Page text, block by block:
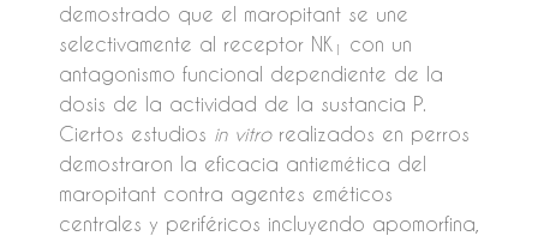
demostrado que el maropitant se une
selectivamente al receptor NK 1
con un
antagonismo funcional dependiente de la
dosis de la actividad de la sustancia P.
Ciertos estudios in vitro realizados en perros
demostraron la eficacia antiemética del
maropitant contra agentes eméticos
centrales y periféricos incluyendo apomorfina,